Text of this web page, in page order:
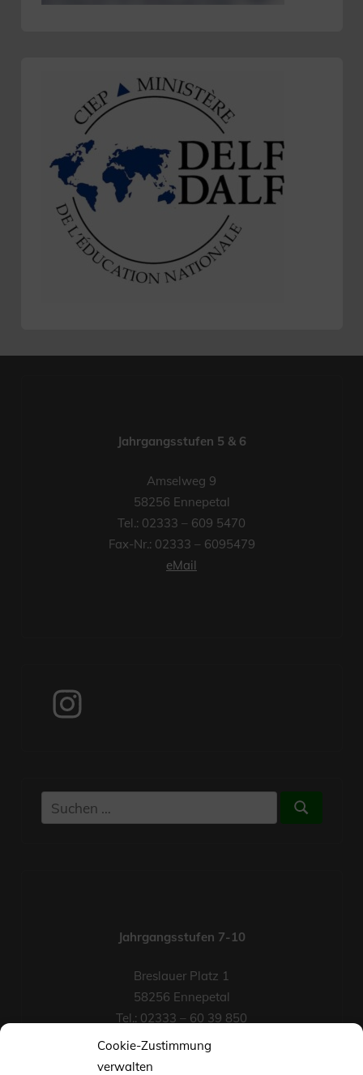
Cookie-Zustimmung
verwalten
Jahrgangsstufen 5 & 6
Amselweg 9
58256 Ennepetal
Tel.: 02333 – 609 5470
Fax-Nr.: 02333 – 6095479
eMail
Instagram
Suchen
nach:
Suchen
Jahrgangsstufen 7-10
Breslauer Platz 1
58256 Ennepetal
Tel.: 02333 – 60 39 850
Fax-Nr.: 02333 – 60 39 852